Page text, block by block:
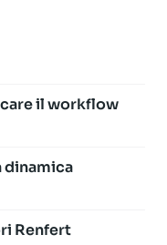
il workflow
dinamica
Renfert